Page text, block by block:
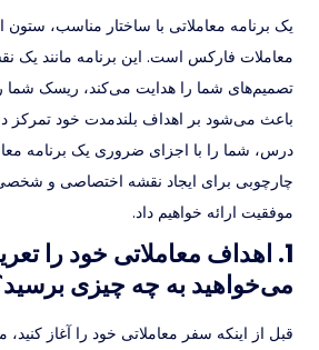
یک برنامه معاملاتی با ساختار مناسب،
معاملات فارکس است. این برنامه مانند یک
تصمیم‌های شما را هدایت می‌کند، ریسک شما
باعث می‌شود بر اهداف بلندمدت خود تمرکز
درس، شما را با اجزای ضروری یک برنامه
چارچوبی برای ایجاد نقشه اختصاصی و
موفقیت ارائه خواهیم داد.
1. اهداف معاملاتی خود را
می‌خواهید به چه چیزی
قبل از اینکه سفر معاملاتی خود را آغاز